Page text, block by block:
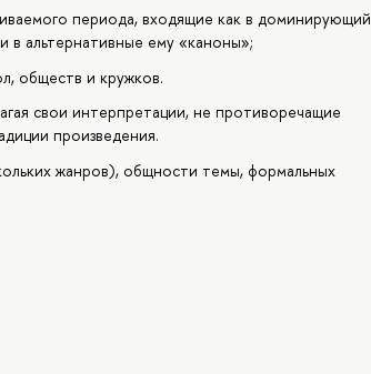
периода, входящие как в доминирующий
в альтернативные ему «каноны»;
обществ и кружков.
свои интерпретации, не противоречащие
произведения.
жанров), общности темы, формальных